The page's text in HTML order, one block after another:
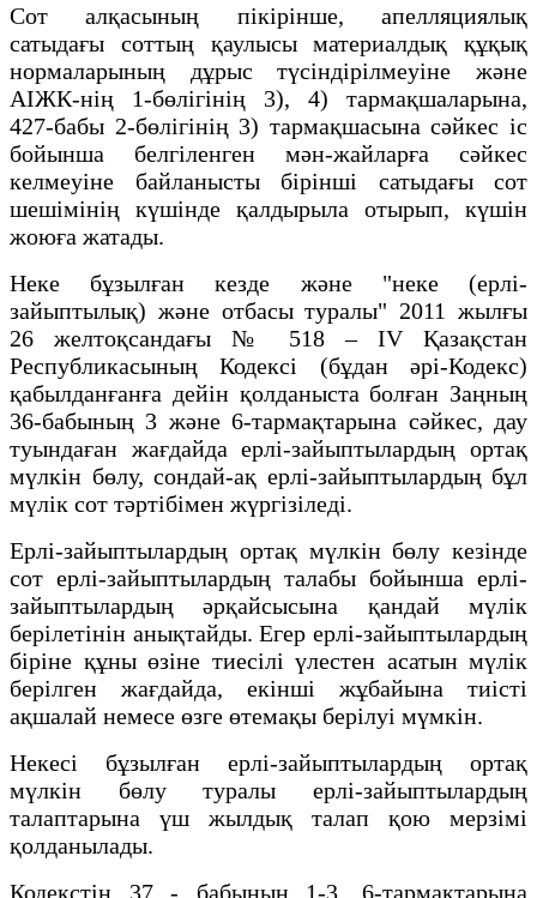
Сот алқасының пікірінше, апелляциялық
сатыдағы соттың қаулысы материалдық құқық
нормаларының дұрыс түсіндірілмеуіне және
АІЖК-нің 1-бөлігінің 3), 4) тармақшаларына,
427-бабы 2-бөлігінің 3) тармақшасына сәйкес іс
бойынша белгіленген мән-жайларға сәйкес
келмеуіне байланысты бірінші сатыдағы сот
шешімінің күшінде қалдырыла отырып, күшін
жоюға жатады.
Неке бұзылған кезде және "неке (ерлі-
зайыптылық) және отбасы туралы" 2011 жылғы
26 желтоқсандағы № 518 – IV Қазақстан
Республикасының Кодексі (бұдан әрі-Кодекс)
қабылданғанға дейін қолданыста болған Заңның
36-бабының 3 және 6-тармақтарына сәйкес, дау
туындаған жағдайда ерлі-зайыптылардың ортақ
мүлкін бөлу, сондай-ақ ерлі-зайыптылардың бұл
мүлік сот тәртібімен жүргізіледі.
Ерлі-зайыптылардың ортақ мүлкін бөлу кезінде
сот ерлі-зайыптылардың талабы бойынша ерлі-
зайыптылардың әрқайсысына қандай мүлік
берілетінін анықтайды. Егер ерлі-зайыптылардың
біріне құны өзіне тиесілі үлестен асатын мүлік
берілген жағдайда, екінші жұбайына тиісті
ақшалай немесе өзге өтемақы берілуі мүмкін.
Некесі бұзылған ерлі-зайыптылардың ортақ
мүлкін бөлу туралы ерлі-зайыптылардың
талаптарына үш жылдық талап қою мерзімі
қолданылады.
Кодекстің 37 - бабының 1-3, 6-тармақтарына